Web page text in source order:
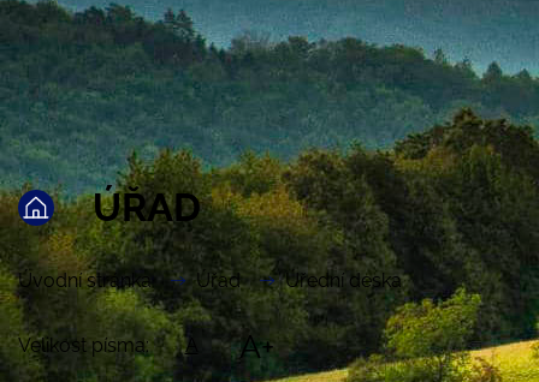
ÚŘAD
Úvodní stránka Úřad Úřední deska
Velikost písma: A A+